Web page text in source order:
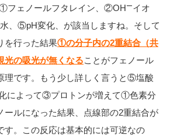
フェノールフタレイン、②OHーイオ
、⑤pH変化、が該当しますね。そして
を行った結果①の分子内の2重結合（共
光の吸光が無くなることがフェノール
理です。もう少し詳しく言うと⑤塩酸
によって③プロトンが増えて①色素分
ールになった結果、点線部の2重結合が
す。この反応は基本的には可逆なの